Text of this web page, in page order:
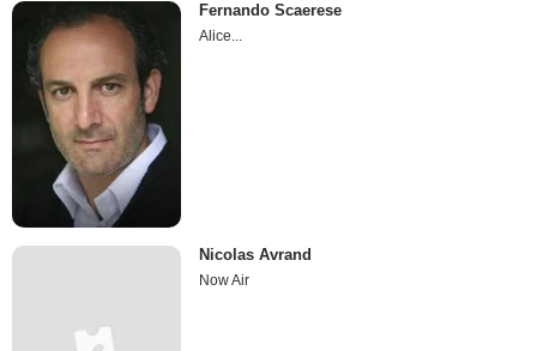
Fernando Scaerese
Alice...
Nicolas Avrand
Now Air